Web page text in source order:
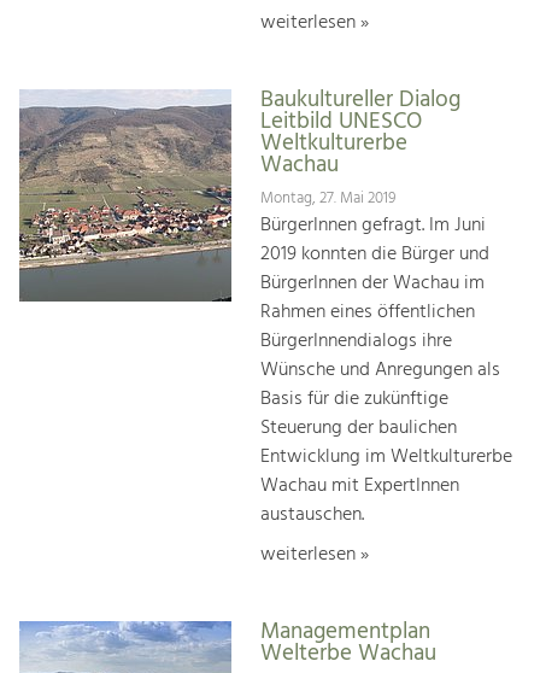
weiterlesen »
Baukultureller Dialog
Leitbild UNESCO
Weltkulturerbe
Wachau
Montag, 27. Mai 2019
BürgerInnen gefragt. Im Juni
2019 konnten die Bürger und
BürgerInnen der Wachau im
Rahmen eines öffentlichen
BürgerInnendialogs ihre
Wünsche und Anregungen als
Basis für die zukünftige
Steuerung der baulichen
Entwicklung im Weltkulturerbe
Wachau mit ExpertInnen
austauschen.
weiterlesen »
Managementplan
Welterbe Wachau